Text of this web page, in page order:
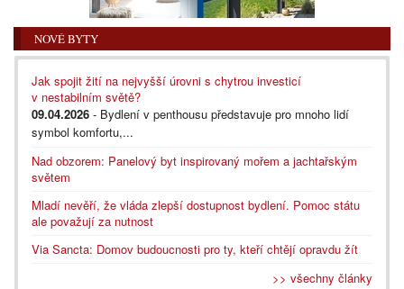
NOVÉ BYTY
Jak spojit žití na nejvyšší úrovni s chytrou investicí
v nestabilním světě?
09.04.2026 - Bydlení v penthousu představuje pro mnoho lidí
symbol komfortu,...
Nad obzorem: Panelový byt inspirovaný mořem a jachtařským
světem
Mladí nevěří, že vláda zlepší dostupnost bydlení. Pomoc státu
ale považují za nutnost
Via Sancta: Domov budoucnosti pro ty, kteří chtějí opravdu žít
>> všechny články